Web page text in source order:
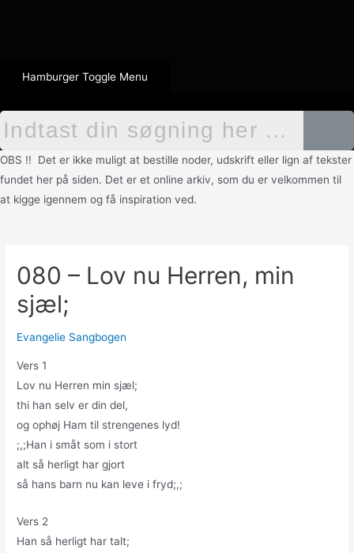
Hamburger Toggle Menu
OBS !! Det er ikke muligt at bestille noder, udskrift eller lign af tekster
fundet her på siden. Det er et online arkiv, som du er velkommen til
at kigge igennem og få inspiration ved.
080 – Lov nu Herren, min
sjæl;
Evangelie Sangbogen
Vers 1
Lov nu Herren min sjæl;
thi han selv er din del,
og ophøj Ham til strengenes lyd!
;,;Han i småt som i stort
alt så herligt har gjort
så hans barn nu kan leve i fryd;,;
Vers 2
Han så herligt har talt;